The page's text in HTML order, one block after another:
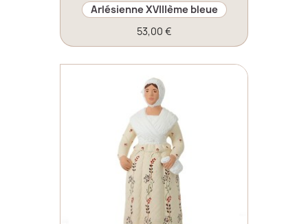
Arlésienne XVIIIème bleue
53,00 €